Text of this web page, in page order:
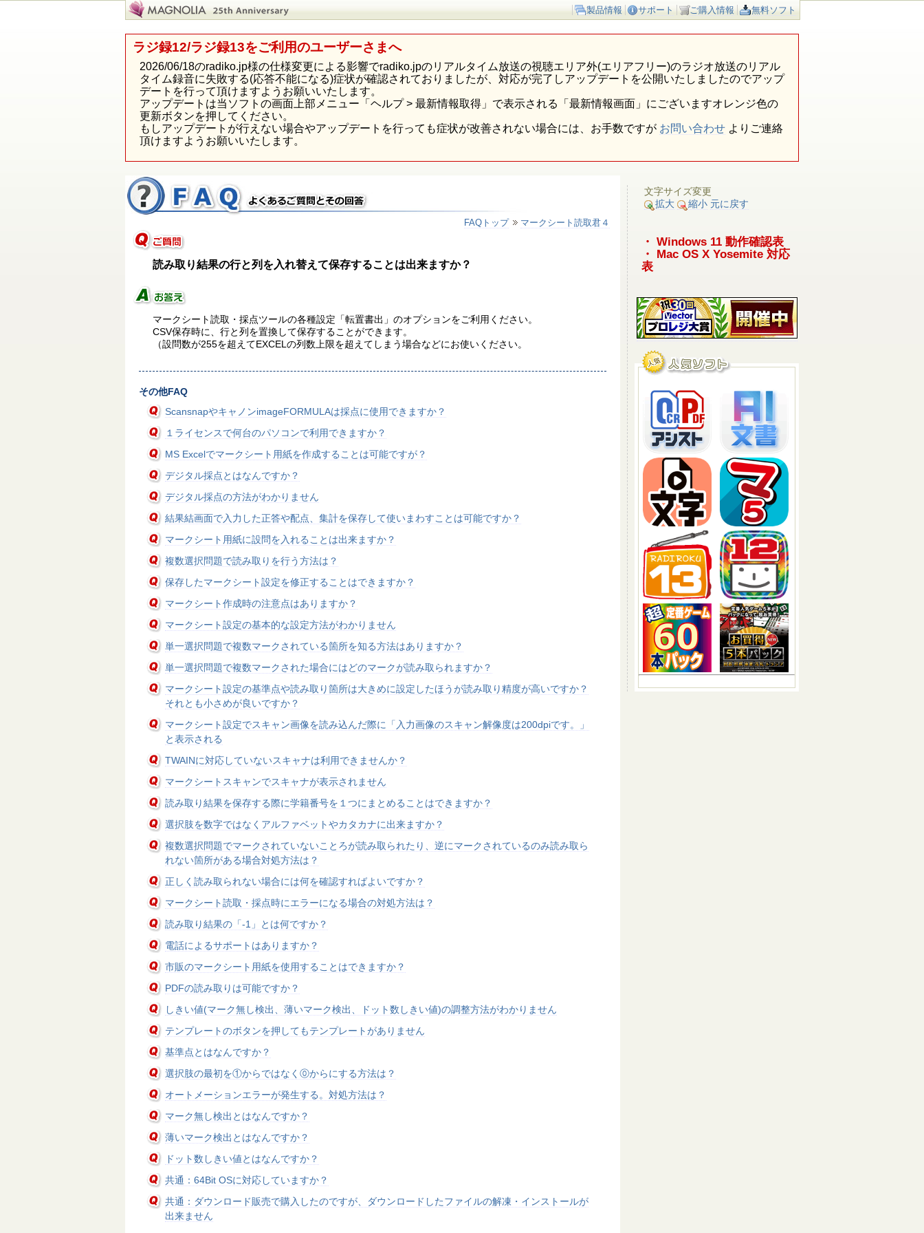
製品情報 サポート ご購入情報 無料ソフト
ラジ録12/ラジ録13をご利用のユーザーさまへ
2026/06/18のradiko.jp様の仕様変更による影響でradiko.jpのリアルタイム放送の視聴エリア外(エリアフリー)のラジオ放送のリアル
タイム録音に失敗する(応答不能になる)症状が確認されておりましたが、対応が完了しアップデートを公開いたしましたのでアップ
デートを行って頂けますようお願いいたします。
アップデートは当ソフトの画面上部メニュー「ヘルプ > 最新情報取得」で表示される「最新情報画面」にございますオレンジ色の
更新ボタンを押してください。
もしアップデートが行えない場合やアップデートを行っても症状が改善されない場合には、お手数ですが お問い合わせ よりご連絡
頂けますようお願いいたします。
FAQトップ マークシート読取君４
読み取り結果の行と列を入れ替えて保存することは出来ますか？
マークシート読取・採点ツールの各種設定「転置書出」のオプションをご利用ください。
CSV保存時に、行と列を置換して保存することができます。
（設問数が255を超えてEXCELの列数上限を超えてしまう場合などにお使いください。
その他FAQ
ScansnapやキャノンimageFORMULAは採点に使用できますか？
１ライセンスで何台のパソコンで利用できますか？
MS Excelでマークシート用紙を作成することは可能ですが？
デジタル採点とはなんですか？
デジタル採点の方法がわかりません
結果結画面で入力した正答や配点、集計を保存して使いまわすことは可能ですか？
マークシート用紙に設問を入れることは出来ますか？
複数選択問題で読み取りを行う方法は？
保存したマークシート設定を修正することはできますか？
マークシート作成時の注意点はありますか？
マークシート設定の基本的な設定方法がわかりません
単一選択問題で複数マークされている箇所を知る方法はありますか？
単一選択問題で複数マークされた場合にはどのマークが読み取られますか？
マークシート設定の基準点や読み取り箇所は大きめに設定したほうが読み取り精度が高いですか？
それとも小さめが良いですか？
マークシート設定でスキャン画像を読み込んだ際に「入力画像のスキャン解像度は200dpiです。」
と表示される
TWAINに対応していないスキャナは利用できませんか？
マークシートスキャンでスキャナが表示されません
読み取り結果を保存する際に学籍番号を１つにまとめることはできますか？
選択肢を数字ではなくアルファベットやカタカナに出来ますか？
複数選択問題でマークされていないことろが読み取られたり、逆にマークされているのみ読み取ら
れない箇所がある場合対処方法は？
正しく読み取られない場合には何を確認すればよいですか？
マークシート読取・採点時にエラーになる場合の対処方法は？
読み取り結果の「-1」とは何ですか？
電話によるサポートはありますか？
市販のマークシート用紙を使用することはできますか？
PDFの読み取りは可能ですか？
しきい値(マーク無し検出、薄いマーク検出、ドット数しきい値)の調整方法がわかりません
テンプレートのボタンを押してもテンプレートがありません
基準点とはなんですか？
選択肢の最初を①からではなく⓪からにする方法は？
オートメーションエラーが発生する。対処方法は？
マーク無し検出とはなんですか？
薄いマーク検出とはなんですか？
ドット数しきい値とはなんですか？
共通：64Bit OSに対応していますか？
共通：ダウンロード販売で購入したのですが、ダウンロードしたファイルの解凍・インストールが
出来ません
文字サイズ変更
拡大
縮小 元に戻す
・ Windows 11 動作確認表
・ Mac OS X Yosemite 対応
表